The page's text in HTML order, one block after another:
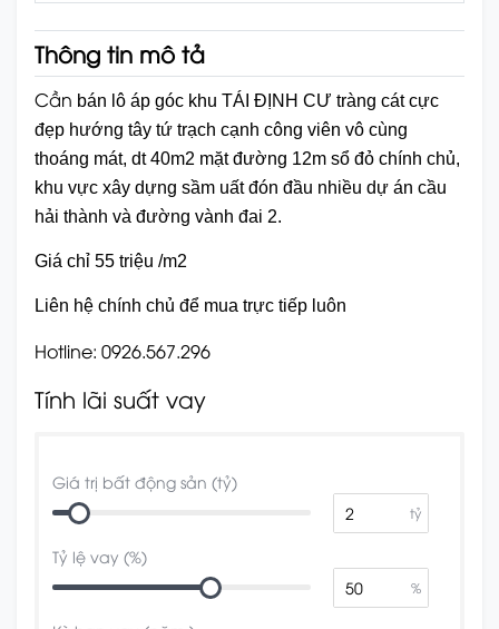
Thông tin mô tả
Cần bán lô áp góc khu TÁI ĐỊNH CƯ tràng cát cực
đẹp hướng tây tứ trạch cạnh công viên vô cùng
thoáng mát, dt 40m2 mặt đường 12m sổ đỏ chính chủ,
khu vực xây dựng sầm uất đón đầu nhiều dự án cầu
hải thành và đường vành đai 2.
Giá chỉ 55 triệu /m2
Liên hệ chính chủ để mua trực tiếp luôn
Hotline: 0926.567.296
Tính lãi suất vay
Giá trị bất động sản (tỷ)
tỷ
Tỷ lệ vay (%)
%